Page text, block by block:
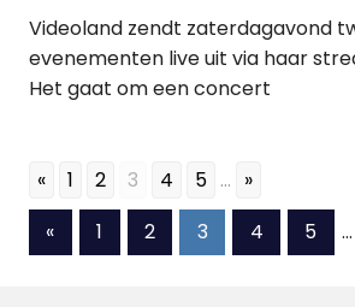
Videoland zendt zaterdagavond
evenementen live uit via haar
Het gaat om een concert
« 1 2 3 4 5 ... »
Berichten
«Vorige
berichten
1 2 3 4 5 …